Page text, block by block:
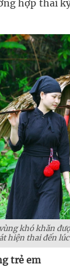
hợp thai
khó khăn
hiện thai đến
trẻ em